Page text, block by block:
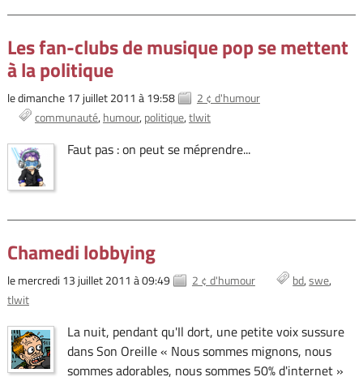
Les fan-clubs de musique pop se mettent
à la politique
le dimanche 17 juillet 2011 à 19:58
2 ¢ d'humour
communauté humour politique tlwit
Faut pas : on peut se méprendre...
Chamedi lobbying
le mercredi 13 juillet 2011 à 09:49 2 ¢ d'humour bd swe
tlwit
La nuit, pendant qu'Il dort, une petite voix sussure
dans Son Oreille « Nous sommes mignons, nous
sommes adorables, nous sommes 50% d'internet »